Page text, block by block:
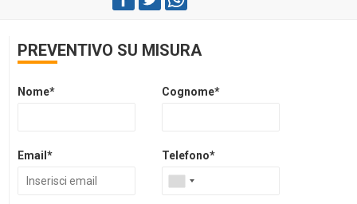
PREVENTIVO SU MISURA
Nome* Cognome*
Email* Telefono*